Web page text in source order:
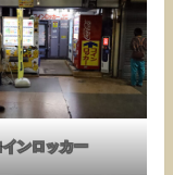
インロッカー